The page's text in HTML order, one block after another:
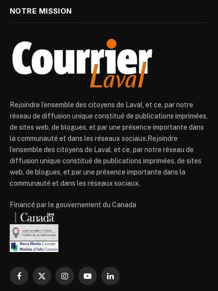
NOTRE MISSION
Rejoindre l’ensemble des citoyens de Laval, et ce, par notre
réseau de diffusion unique constitué de publications imprimées,
de sites web, de blogues, et par une présence importante dans
la communauté et dans les réseaux sociaux.Rejoindre
l’ensemble des citoyens de Laval, et ce, par notre réseau de
diffusion unique constitué de publications imprimées, de sites
web, de blogues, et par une présence importante dans la
communauté et dans les réseaux sociaux.
Financé par le gouvernement du Canada
Facebook
X
InstagramYouTubeLinkedIn